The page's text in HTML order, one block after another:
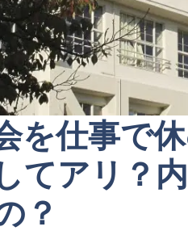
を仕事で
てアリ？
？